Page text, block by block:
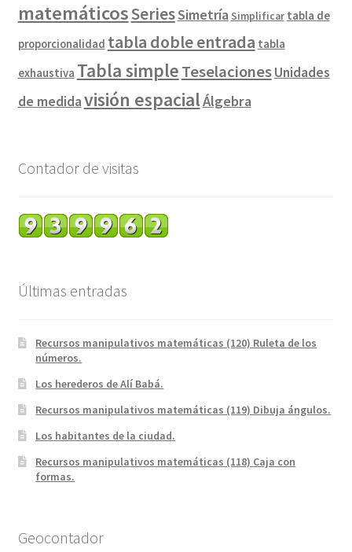
matemáticosSeriesSimetría Simplificar tabla de
proporcionalidad tabla doble entrada tabla
exhaustiva Tabla simpleTeselacionesUnidades
de medidavisión espacialÁlgebra
Contador de visitas
Últimas entradas
Recursos manipulativos matemáticas (120) Ruleta de los
números.
Los herederos de Alí Babá.
Recursos manipulativos matemáticas (119) Dibuja ángulos.
Los habitantes de la ciudad.
Recursos manipulativos matemáticas (118) Caja con
formas.
Geocontador